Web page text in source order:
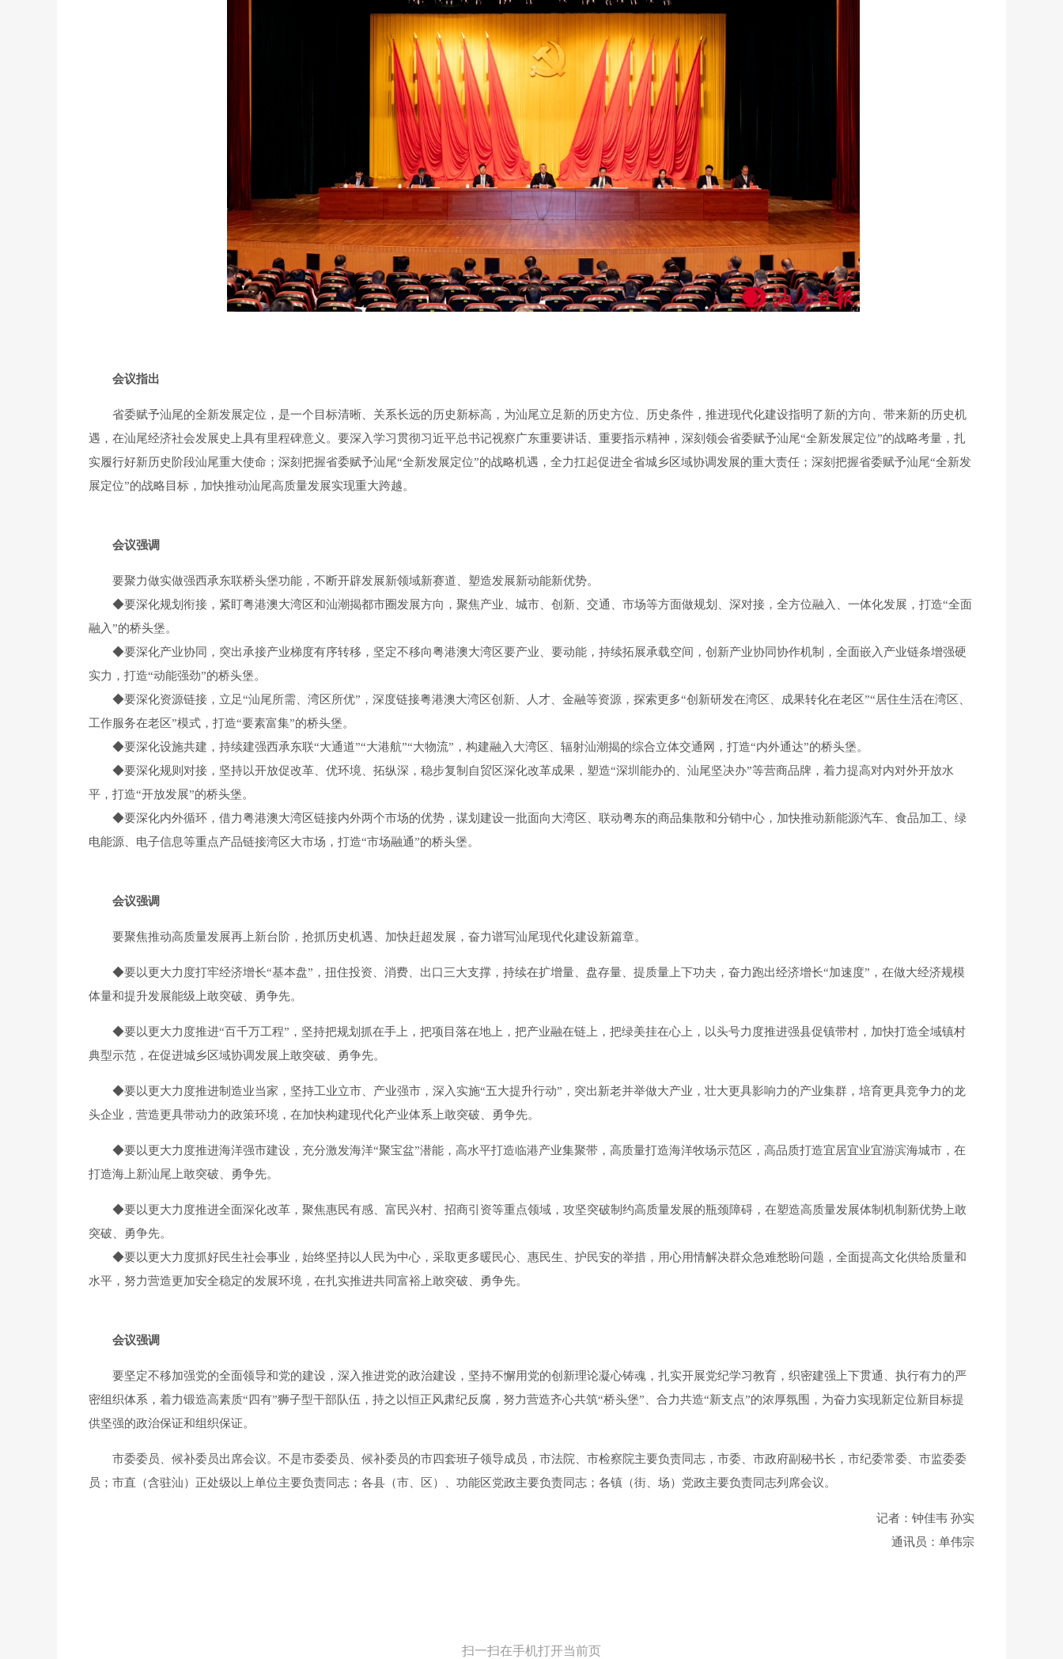
会议指出
省委赋予汕尾的全新发展定位，是一个目标清晰、关系长远的历史新标高，为汕尾立足新的历史方位、历史条件，推进现代化建设指明了新的方向、带来新的历史机
遇，在汕尾经济社会发展史上具有里程碑意义。要深入学习贯彻习近平总书记视察广东重要讲话、重要指示精神，深刻领会省委赋予汕尾“全新发展定位”的战略考量，扎
实履行好新历史阶段汕尾重大使命；深刻把握省委赋予汕尾“全新发展定位”的战略机遇，全力扛起促进全省城乡区域协调发展的重大责任；深刻把握省委赋予汕尾“全新发
展定位”的战略目标，加快推动汕尾高质量发展实现重大跨越。
会议强调
要聚力做实做强西承东联桥头堡功能，不断开辟发展新领域新赛道、塑造发展新动能新优势。
◆要深化规划衔接，紧盯粤港澳大湾区和汕潮揭都市圈发展方向，聚焦产业、城市、创新、交通、市场等方面做规划、深对接，全方位融入、一体化发展，打造“全面
融入”的桥头堡。
◆要深化产业协同，突出承接产业梯度有序转移，坚定不移向粤港澳大湾区要产业、要动能，持续拓展承载空间，创新产业协同协作机制，全面嵌入产业链条增强硬
实力，打造“动能强劲”的桥头堡。
◆要深化资源链接，立足“汕尾所需、湾区所优”，深度链接粤港澳大湾区创新、人才、金融等资源，探索更多“创新研发在湾区、成果转化在老区”“居住生活在湾区、
工作服务在老区”模式，打造“要素富集”的桥头堡。
◆要深化设施共建，持续建强西承东联“大通道”“大港航”“大物流”，构建融入大湾区、辐射汕潮揭的综合立体交通网，打造“内外通达”的桥头堡。
◆要深化规则对接，坚持以开放促改革、优环境、拓纵深，稳步复制自贸区深化改革成果，塑造“深圳能办的、汕尾坚决办”等营商品牌，着力提高对内对外开放水
平，打造“开放发展”的桥头堡。
◆要深化内外循环，借力粤港澳大湾区链接内外两个市场的优势，谋划建设一批面向大湾区、联动粤东的商品集散和分销中心，加快推动新能源汽车、食品加工、绿
电能源、电子信息等重点产品链接湾区大市场，打造“市场融通”的桥头堡。
会议强调
要聚焦推动高质量发展再上新台阶，抢抓历史机遇、加快赶超发展，奋力谱写汕尾现代化建设新篇章。
◆要以更大力度打牢经济增长“基本盘”，扭住投资、消费、出口三大支撑，持续在扩增量、盘存量、提质量上下功夫，奋力跑出经济增长“加速度”，在做大经济规模
体量和提升发展能级上敢突破、勇争先。
◆要以更大力度推进“百千万工程”，坚持把规划抓在手上，把项目落在地上，把产业融在链上，把绿美挂在心上，以头号力度推进强县促镇带村，加快打造全域镇村
典型示范，在促进城乡区域协调发展上敢突破、勇争先。
◆要以更大力度推进制造业当家，坚持工业立市、产业强市，深入实施“五大提升行动”，突出新老并举做大产业，壮大更具影响力的产业集群，培育更具竞争力的龙
头企业，营造更具带动力的政策环境，在加快构建现代化产业体系上敢突破、勇争先。
◆要以更大力度推进海洋强市建设，充分激发海洋“聚宝盆”潜能，高水平打造临港产业集聚带，高质量打造海洋牧场示范区，高品质打造宜居宜业宜游滨海城市，在
打造海上新汕尾上敢突破、勇争先。
◆要以更大力度推进全面深化改革，聚焦惠民有感、富民兴村、招商引资等重点领域，攻坚突破制约高质量发展的瓶颈障碍，在塑造高质量发展体制机制新优势上敢
突破、勇争先。
◆要以更大力度抓好民生社会事业，始终坚持以人民为中心，采取更多暖民心、惠民生、护民安的举措，用心用情解决群众急难愁盼问题，全面提高文化供给质量和
水平，努力营造更加安全稳定的发展环境，在扎实推进共同富裕上敢突破、勇争先。
会议强调
要坚定不移加强党的全面领导和党的建设，深入推进党的政治建设，坚持不懈用党的创新理论凝心铸魂，扎实开展党纪学习教育，织密建强上下贯通、执行有力的严
密组织体系，着力锻造高素质“四有”狮子型干部队伍，持之以恒正风肃纪反腐，努力营造齐心共筑“桥头堡”、合力共造“新支点”的浓厚氛围，为奋力实现新定位新目标提
供坚强的政治保证和组织保证。
市委委员、候补委员出席会议。不是市委委员、候补委员的市四套班子领导成员，市法院、市检察院主要负责同志，市委、市政府副秘书长，市纪委常委、市监委委
员；市直（含驻汕）正处级以上单位主要负责同志；各县（市、区）、功能区党政主要负责同志；各镇（街、场）党政主要负责同志列席会议。
记者：钟佳韦 孙实
通讯员：单伟宗
扫一扫在手机打开当前页